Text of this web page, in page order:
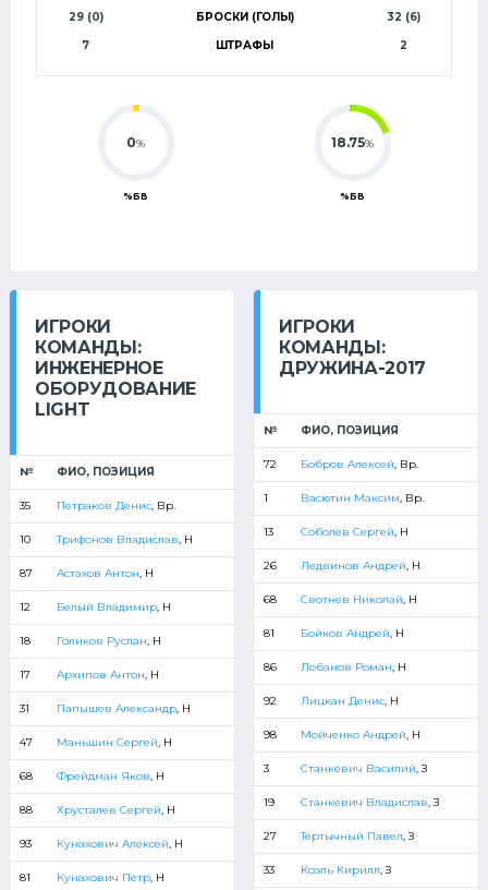
29 (0) БРОСКИ (ГОЛЫ)
32 (6)
7
ШТРАФЫ 2
0%
%БВ
18.75%
%БВ
ИГРОКИ
КОМАНДЫ:
ИНЖЕНЕРНОЕ
ОБОРУДОВАНИЕ
LIGHT
№ ФИО, ПОЗИЦИЯ
35 Петраков Денис, Вр.
10 Трифонов Владислав , Н
87 Астахов Антон , Н
12 Белый Владимир, Н
18 Голиков Руслан , Н
17 Архипов Антон , Н
31 Папышев Александр, Н
47 Маньшин Сергей , Н
68 Фрейдман Яков , Н
88 Хрусталев Сергей , Н
93 Кунахович Алексей , Н
81 Кунахович Петр, Н
ИГРОКИ
КОМАНДЫ:
ДРУЖИНА-2017
№ ФИО, ПОЗИЦИЯ
72 Бобров Алексей , Вр.
1 Васютин Максим , Вр.
13 Соболев Сергей , Н
26 Ледвинов Андрей , Н
68 Свотнев Николай , Н
81 Бойков Андрей , Н
86 Лобанов Роман , Н
92 Лицкан Денис, Н
98 Мойченко Андрей , Н
3 Станкевич Василий , З
19 Станкевич Владислав , З
27 Тертычный Павел , З
33 Коэль Кирилл , З